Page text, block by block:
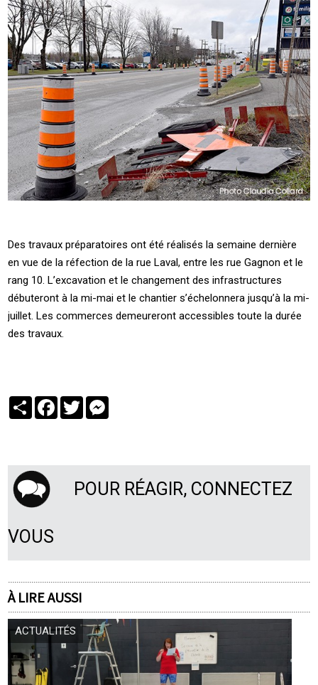
Des travaux préparatoires ont été réalisés la semaine dernière
en vue de la réfection de la rue Laval, entre les rue Gagnon et le
rang 10. L’excavation et le changement des infrastructures
débuteront à la mi-mai et le chantier s’échelonnera jusqu’à la mi-
juillet. Les commerces demeureront accessibles toute la durée
des travaux.
PartagerFacebook
Twitter
POUR RÉAGIR, CONNECTEZ
VOUS
À LIRE AUSSI
ACTUALITÉS